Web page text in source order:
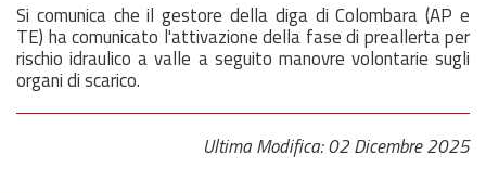
Si comunica che il gestore della diga di Colombara (AP e
TE) ha comunicato l'attivazione della fase di preallerta per
rischio idraulico a valle a seguito manovre volontarie sugli
organi di scarico.
Ultima Modifica: 02 Dicembre 2025